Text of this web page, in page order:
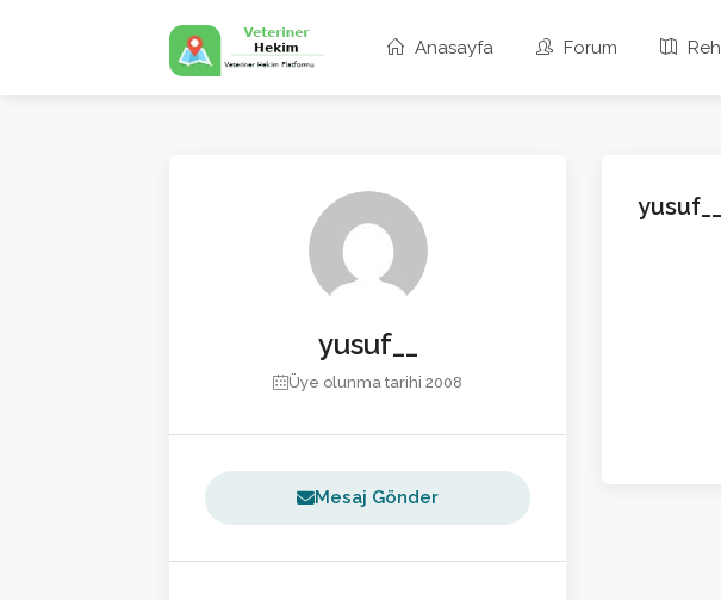
Anasayfa Forum
yusuf__
Üye olunma tarihi 2008
Mesaj Gönder